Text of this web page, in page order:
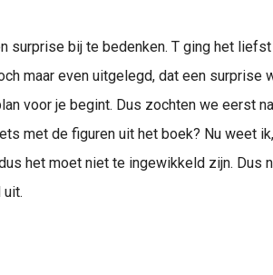
surprise bij te bedenken. T ging het
maar even uitgelegd, dat een surprise
voor je begint. Dus zochten we eerst
met de figuren uit het boek? Nu weet
het moet niet te ingewikkeld zijn. Dus